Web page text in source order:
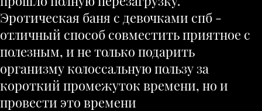
Эротическая баня с девочками спб -
отличный способ совместить приятное с
полезным, и не только подарить
организму колоссальную пользу за
короткий промежуток времени, но и
провести это времени